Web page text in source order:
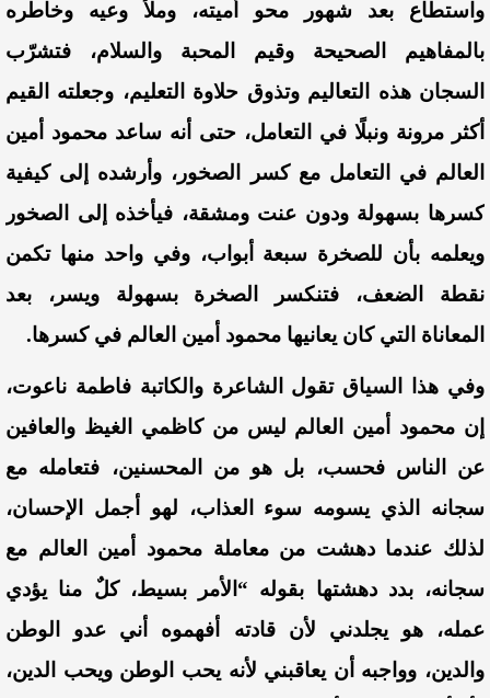
واستطاع بعد شهور محو أميته، وملأ وعيه وخاطره
بالمفاهيم الصحيحة وقيم المحبة والسلام، فتشرّب
السجان هذه التعاليم وتذوق حلاوة التعليم، وجعلته القيم
أكثر مرونة ونبلًا في التعامل، حتى أنه ساعد محمود أمين
العالم في التعامل مع كسر الصخور، وأرشده إلى كيفية
كسرها بسهولة ودون عنت ومشقة، فيأخذه إلى الصخور
ويعلمه بأن للصخرة سبعة أبواب، وفي واحد منها تكمن
نقطة الضعف، فتنكسر الصخرة بسهولة ويسر، بعد
المعاناة التي كان يعانيها محمود أمين العالم في كسرها.
وفي هذا السياق تقول الشاعرة والكاتبة فاطمة ناعوت،
إن محمود أمين العالم ليس من كاظمي الغيظ والعافين
عن الناس فحسب، بل هو من المحسنين، فتعامله مع
سجانه الذي يسومه سوء العذاب، لهو أجمل الإحسان،
لذلك عندما دهشت من معاملة محمود أمين العالم مع
سجانه، بدد دهشتها بقوله “الأمر بسيط، كلٌ منا يؤدي
عمله، هو يجلدني لأن قادته أفهموه أني عدو الوطن
والدين، وواجبه أن يعاقبني لأنه يحب الوطن ويحب الدين،